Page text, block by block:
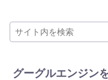
グーグルエンジン